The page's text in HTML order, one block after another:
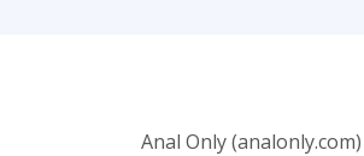
Anal Only